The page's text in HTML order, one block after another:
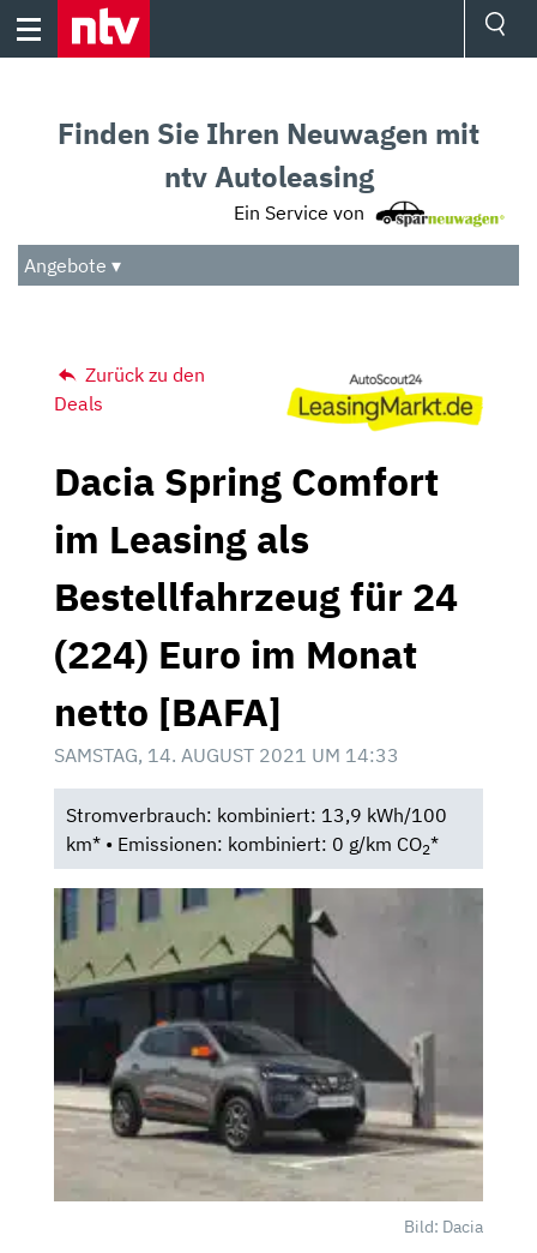
Skip
Audio
Das Beste
Finden Sie Ihren Neuwagen mit
ntv Autoleasing
Ein Service von
Angebote ▾
Zurück zu den
Deals
Dacia Spring Comfort
im Leasing als
Bestellfahrzeug für 24
(224) Euro im Monat
netto [BAFA]
SAMSTAG, 14. AUGUST 2021 UM 14:33
Stromverbrauch: kombiniert: 13,9 kWh/100
km* • Emissionen: kombiniert: 0 g/km CO2*
Bild: Dacia